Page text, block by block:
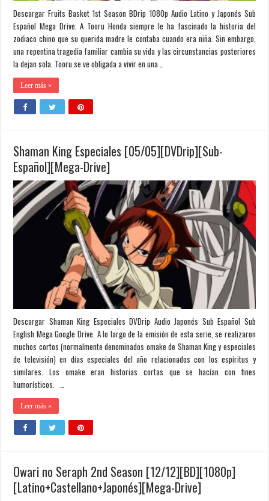
Descargar Fruits Basket 1st Season BDrip 1080p Audio Latino y Japonés Sub
Español Mega Drive. A Tooru Honda siempre le ha fascinado la historia del
zodiaco chino que su querida madre le contaba cuando era niña. Sin embargo,
una repentina tragedia familiar cambia su vida y las circunstancias posteriores
la dejan sola. Tooru se ve obligada a vivir en una …
Leer más »
Shaman King Especiales [05/05][DVDrip][Sub-
Español][Mega-Drive]
Descargar Shaman King Especiales DVDrip Audio Japonés Sub Español Sub
English Mega Google Drive. A lo largo de la emisión de esta serie, se realizaron
muchos cortos (normalmente denominados omake de Shaman King y especiales
de televisión) en días especiales del año relacionados con los espíritus y
similares. Los omake eran historias cortas que se hacían con fines
humorísticos. …
Leer más »
Owari no Seraph 2nd Season [12/12][BD][1080p]
[Latino+Castellano+Japonés][Mega-Drive]